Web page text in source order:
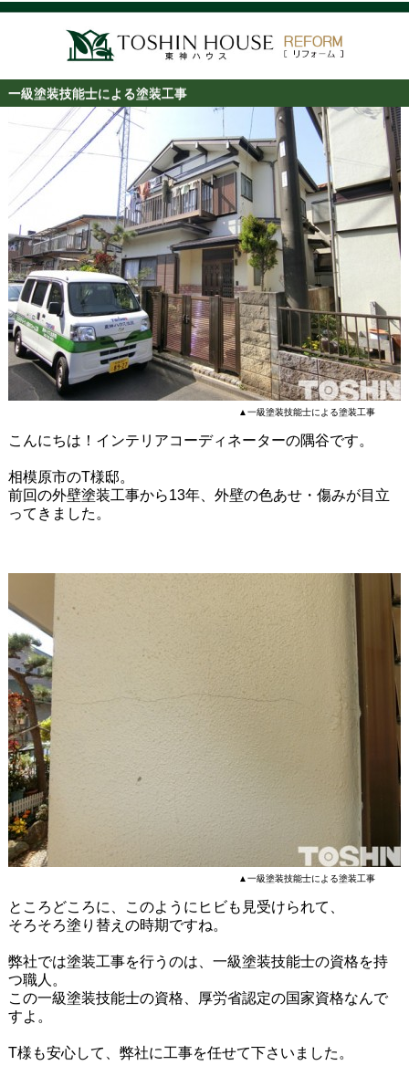
一級塗装技能士による塗装工事
▲一級塗装技能士による塗装工事
こんにちは！インテリアコーディネーターの隅谷です。
相模原市のT様邸。
前回の外壁塗装工事から13年、外壁の色あせ・傷みが目立
ってきました。
▲一級塗装技能士による塗装工事
ところどころに、このようにヒビも見受けられて、
そろそろ塗り替えの時期ですね。
弊社では塗装工事を行うのは、一級塗装技能士の資格を持
つ職人。
この一級塗装技能士の資格、厚労省認定の国家資格なんで
すよ。
T様も安心して、弊社に工事を任せて下さいました。